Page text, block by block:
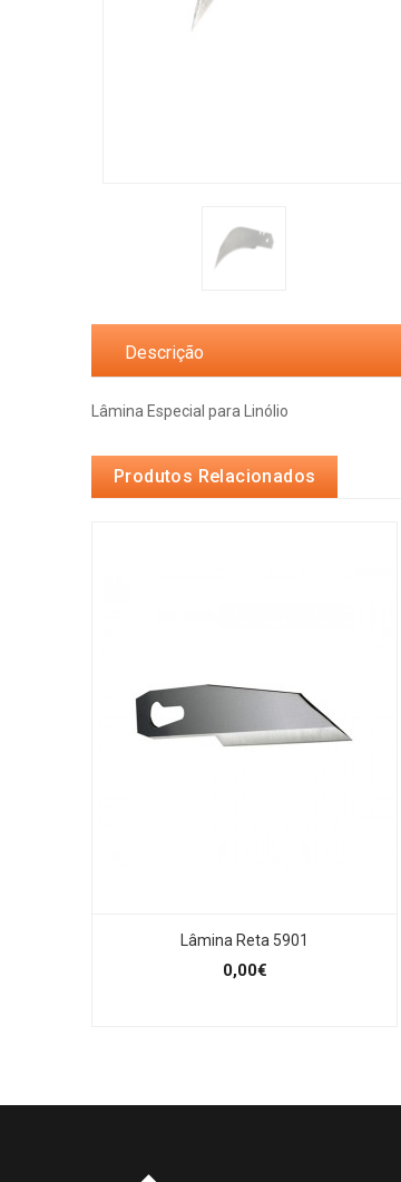
Descrição
Lâmina Especial para Linólio
Produtos Relacionados
Lâmina Reta 5901
0,00€